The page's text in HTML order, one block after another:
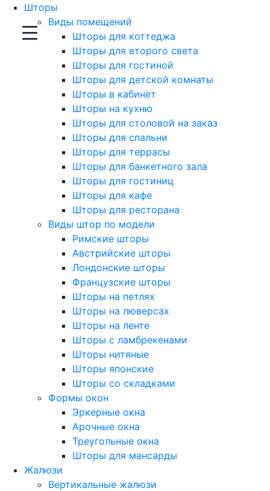
Шторы
Виды помещений
Шторы для коттеджа
Шторы для второго света
Шторы для гостиной
Шторы для детской комнаты
Шторы в кабинет
Шторы на кухню
Шторы для столовой на заказ
Шторы для спальни
Шторы для террасы
Шторы для банкетного зала
Шторы для гостиниц
Шторы для кафе
Шторы для ресторана
Виды штор по модели
Римские шторы
Австрийские шторы
Лондонские шторы
Французские шторы
Шторы на петлях
Шторы на люверсах
Шторы на ленте
Шторы с ламбрекенами
Шторы нитяные
Шторы японские
Шторы со складками
Формы окон
Эркерные окна
Арочные окна
Треугольные окна
Шторы для мансарды
Жалюзи
Вертикальные жалюзи